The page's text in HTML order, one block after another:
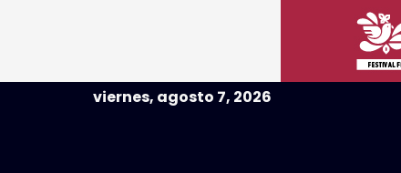
viernes, agosto 7, 2026